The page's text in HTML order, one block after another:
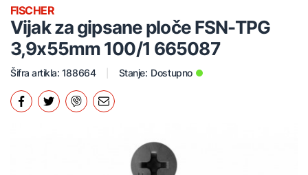
Vijak za gipsane ploče FSN-TPG
3,9x55mm 100/1 665087
FISCHER
Šifra artikla: 188664 Stanje: Dostupno